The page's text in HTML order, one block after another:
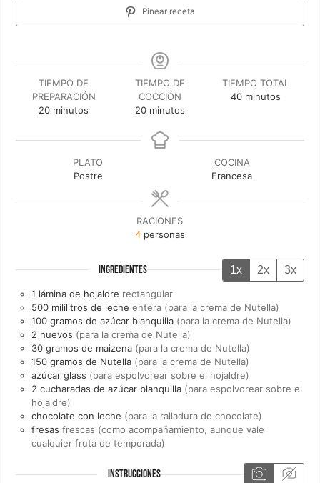
Pinear receta
TIEMPO DE
PREPARACIÓN
20minutos
minutos
TIEMPO DE
COCCIÓN
20minutos
minutos
TIEMPO TOTAL
40minutos
minutos
PLATO
Postre
COCINA
Francesa
RACIONES
4 personas
INGREDIENTES 1x 2x 3x
1 lámina de hojaldre rectangular
500 mililitros de leche entera (para la crema de Nutella)
100 gramos de azúcar blanquilla (para la crema de Nutella)
2 huevos (para la crema de Nutella)
30 gramos de maizena (para la crema de Nutella)
150 gramos de Nutella (para la crema de Nutella)
azúcar glass (para espolvorear sobre el hojaldre)
2 cucharadas de azúcar blanquilla (para espolvorear sobre el
hojaldre)
chocolate con leche (para la ralladura de chocolate)
fresas frescas (como acompañamiento, aunque vale
cualquier fruta de temporada)
INSTRUCCIONES